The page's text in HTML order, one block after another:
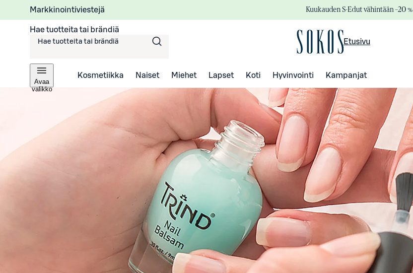
Markkinointiviestejä Kuukauden S-Edut vähintään –20 %
Hae tuotteita tai brändiä
Etusivu
Avaa
valikko
Kosmetiikka Naiset Miehet Lapset Koti Hyvinvointi Kampanjat